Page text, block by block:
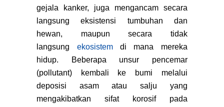
gejala kanker, juga mengancam secara
langsung eksistensi tumbuhan dan
hewan, maupun secara tidak
langsung ekosistemdi mana mereka
hidup. Beberapa unsur pencemar
(pollutant) kembali ke bumi melalui
deposisi asam atau salju yang
mengakibatkan sifat korosif pada